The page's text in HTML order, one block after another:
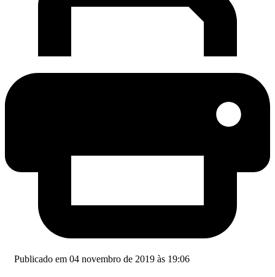
Publicado em 04 novembro de 2019 às 19:06